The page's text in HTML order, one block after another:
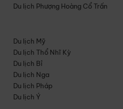
Du lịch Phượng Hoàng Cổ Trấn
Du lịch Mỹ
Du lịch Thổ Nhĩ Kỳ
Du lịch Bỉ
Du lịch Nga
Du lịch Pháp
Du lịch Ý